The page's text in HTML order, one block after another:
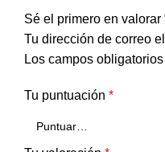
Sé el primero en valorar
Tu dirección de correo
Los campos
Tu puntuación *